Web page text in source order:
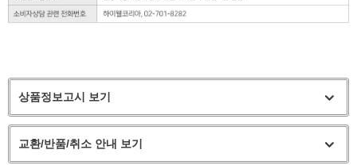
상품정보고시 보기
교환/반품/취소 안내 보기